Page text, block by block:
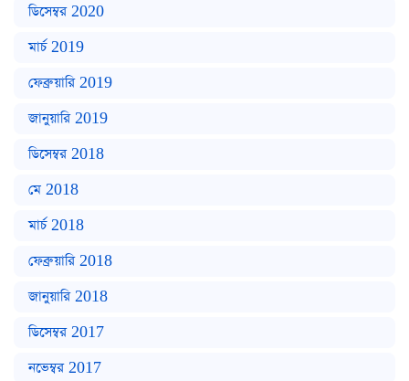
ডিসেম্বর 2020
মার্চ 2019
ফেব্রুয়ারি 2019
জানুয়ারি 2019
ডিসেম্বর 2018
মে 2018
মার্চ 2018
ফেব্রুয়ারি 2018
জানুয়ারি 2018
ডিসেম্বর 2017
নভেম্বর 2017